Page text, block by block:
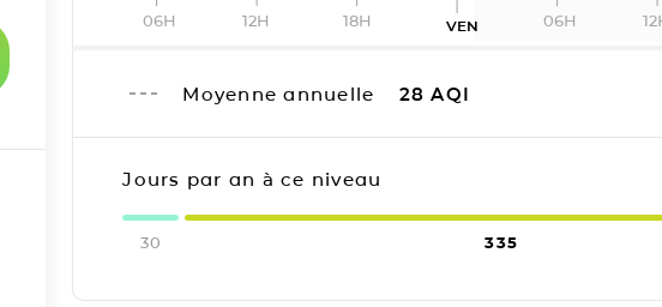
06H 12H 18H VEN 06H
Moyenne annuelle 28 AQI
Jours par an à ce niveau
30 335